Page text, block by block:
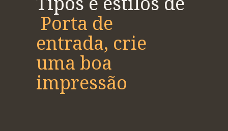
Porta de
entrada, crie
uma boa
impressão